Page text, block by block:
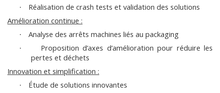
·
Réalisation de crash tests et validation des solutions
Amélioration continue :
· Analyse des arrêts machines liés au packaging
·
Proposition d’axes d’amélioration pour réduire les
pertes et déchets
Innovation et simplification :
· Étude de solutions innovantes